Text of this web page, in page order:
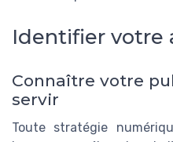
Identifier votre
Connaître votre
servir
Toute stratégie